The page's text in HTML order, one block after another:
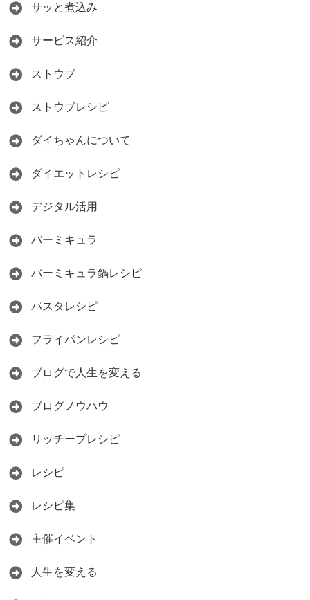
サッと煮込み
サービス紹介
ストウブ
ストウブレシピ
ダイちゃんについて
ダイエットレシピ
デジタル活用
バーミキュラ
バーミキュラ鍋レシピ
パスタレシピ
フライパンレシピ
ブログで人生を変える
ブログノウハウ
リッチープレシピ
レシピ
レシピ集
主催イベント
人生を変える